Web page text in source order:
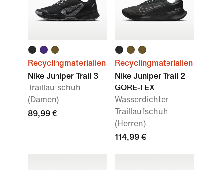
Recyclingmaterialien
Nike Juniper Trail 3
Traillaufschuh
(Damen)
89,99 €
Recyclingmaterialien
Nike Juniper Trail 2
GORE-TEX
Wasserdichter
Traillaufschuh
(Herren)
114,99 €